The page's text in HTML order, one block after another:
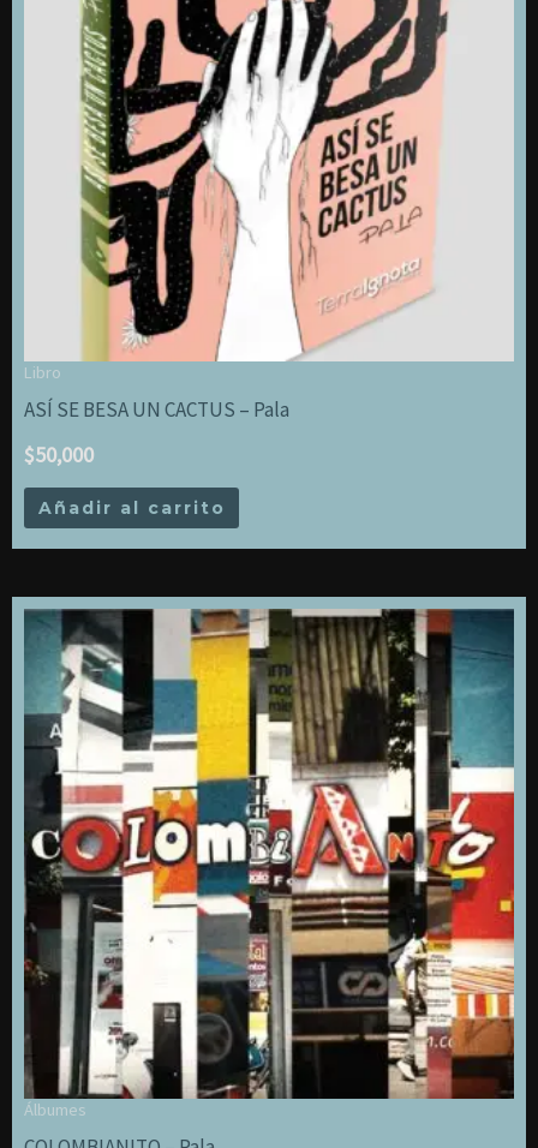
Libro
ASÍ SE BESA UN CACTUS – Pala
$50,000
Añadir al carrito
Álbumes